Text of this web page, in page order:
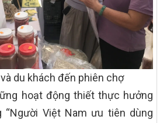
du khách đến phiên chợ
hoạt động thiết thực hưởng
“Người Việt Nam ưu tiên dùng